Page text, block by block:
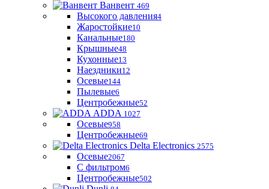
Ванвент 469
Высокого давления4
Жаростойкие10
Канальные180
Крышные48
Кухонные13
Наездники12
Осевые144
Пылевые6
Центробежные52
ADDA 1027
Осевые958
Центробежные69
Delta Electronics 2575
Осевые2067
С фильтром6
Центробежные502